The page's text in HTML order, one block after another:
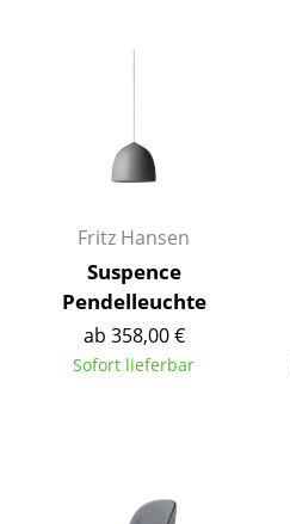
Aufbewahren
Regale & Schränke
Bücherregale
Wandregale
Fritz Hansen
Suspence
Pendelleuchte
ab 358,00 €
Sofort lieferbar